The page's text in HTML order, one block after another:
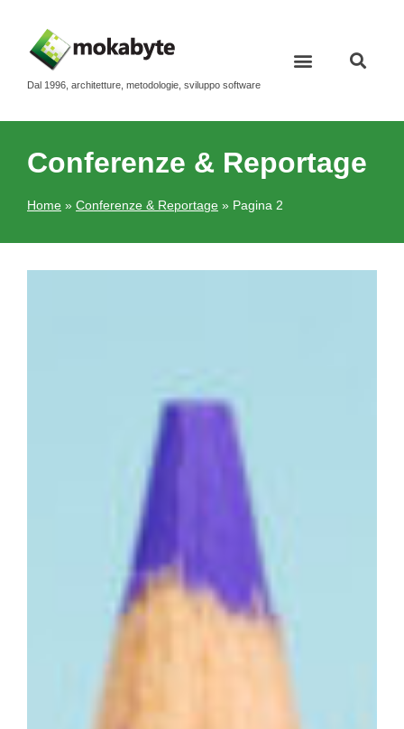
Dal 1996, architetture, metodologie, sviluppo software
Conferenze & Reportage
Home » Conferenze & Reportage » Pagina 2